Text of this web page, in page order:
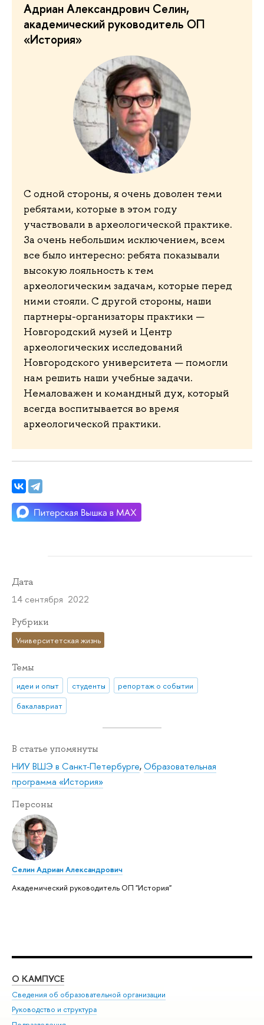
Адриан Александрович Селин,
академический руководитель ОП
«История»
С одной стороны, я очень доволен теми
ребятами, которые в этом году
участвовали в археологической практике.
За очень небольшим исключением, всем
все было интересно: ребята показывали
высокую лояльность к тем
археологическим задачам, которые перед
ними стояли. С другой стороны, наши
партнеры-организаторы практики —
Новгородский музей и Центр
археологических исследований
Новгородского университета — помогли
нам решить наши учебные задачи.
Немаловажен и командный дух, который
всегда воспитывается во время
археологической практики.
Дата
14 сентября 2022
Рубрики
Университетская жизнь
Темы
идеи и опыт студенты
репортаж о событии
бакалавриат
В статье упомянуты
НИУ ВШЭ в Санкт-Петербурге,Образовательная
программа «История»
Персоны
Селин Адриан Александрович
Академический руководитель ОП "История"
О КАМПУСЕ
Сведения об образовательной организации
Руководство и структура